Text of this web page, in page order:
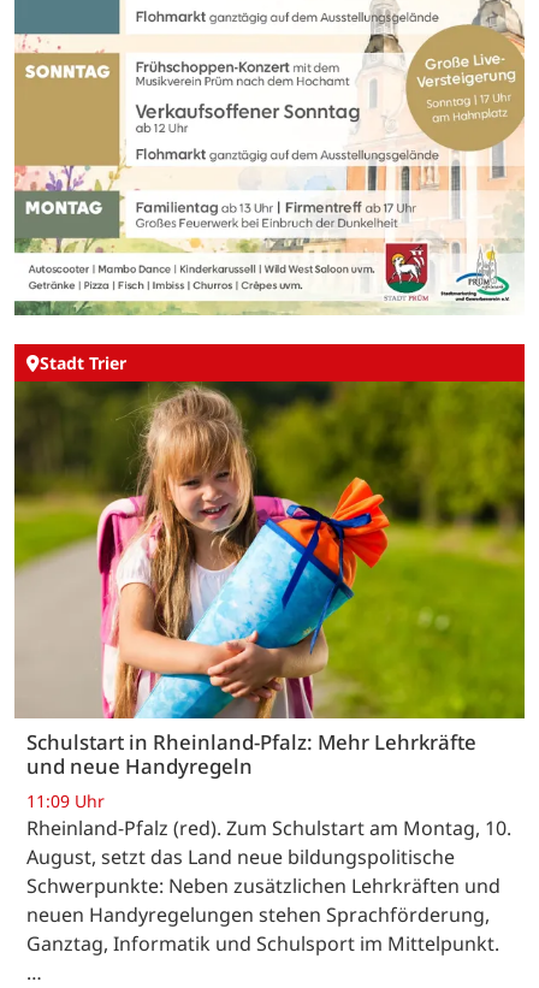
Stadt Trier
Schulstart in Rheinland-Pfalz: Mehr Lehrkräfte
und neue Handyregeln
11:09 Uhr
Rheinland-Pfalz (red). Zum Schulstart am Montag, 10.
August, setzt das Land neue bildungspolitische
Schwerpunkte: Neben zusätzlichen Lehrkräften und
neuen Handyregelungen stehen Sprachförderung,
Ganztag, Informatik und Schulsport im Mittelpunkt.
…